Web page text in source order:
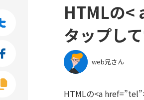
Twitter
Facebook
Copy
HTMLの<
タップし
web兄さん
HTMLの<a